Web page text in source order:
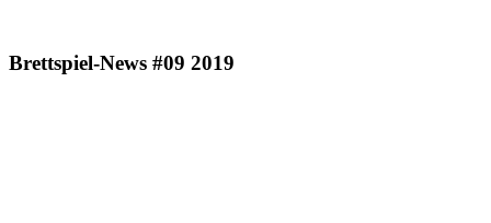
Brettspiel-News #09 2019